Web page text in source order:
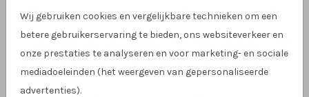
Wij gebruiken cookies en vergelijkbare technieken om een
betere gebruikerservaring te bieden, ons websiteverkeer en
onze prestaties te analyseren en voor marketing- en sociale
mediadoeleinden (het weergeven van gepersonaliseerde
advertenties).